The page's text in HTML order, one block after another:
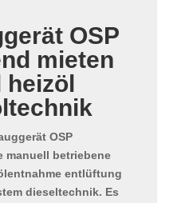
OSP
mieten
heizöl
OSP
manuell betriebene
entlüftung
dieseltechnik. Es